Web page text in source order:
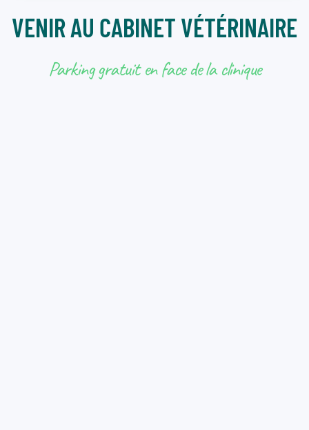
VENIR AU CABINET VÉTÉRINAIRE
Parking gratuit en face de la clinique